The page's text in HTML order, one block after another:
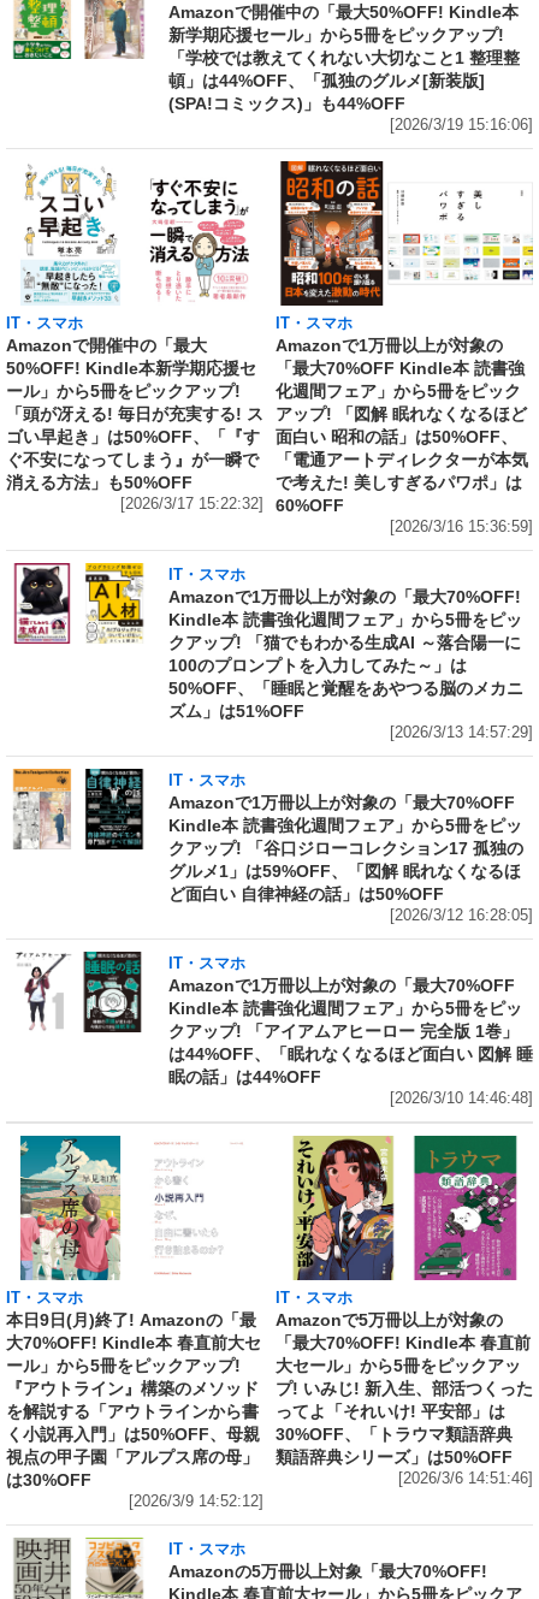
Amazonで開催中の「最大50%OFF! Kindle本
新学期応援セール」から5冊をピックアップ!
「学校では教えてくれない大切なこと1 整理整
頓」は44%OFF、「孤独のグルメ[新装版]
(SPA!コミックス)」も44%OFF
[2026/3/19 15:16:06]
IT・スマホ
Amazonで開催中の「最大
50%OFF! Kindle本新学期応援セ
ール」から5冊をピックアップ!
「頭が冴える! 毎日が充実する! ス
ゴい早起き」は50%OFF、「『す
ぐ不安になってしまう』が一瞬で
消える方法」も50%OFF
[2026/3/17 15:22:32]
IT・スマホ
Amazonで1万冊以上が対象の
「最大70%OFF Kindle本 読書強
化週間フェア」から5冊をピック
アップ! 「図解 眠れなくなるほど
面白い 昭和の話」は50%OFF、
「電通アートディレクターが本気
で考えた! 美しすぎるパワポ」は
60%OFF
[2026/3/16 15:36:59]
IT・スマホ
Amazonで1万冊以上が対象の「最大70%OFF!
Kindle本 読書強化週間フェア」から5冊をピッ
クアップ! 「猫でもわかる生成AI ～落合陽一に
100のプロンプトを入力してみた～」は
50%OFF、「睡眠と覚醒をあやつる脳のメカニ
ズム」は51%OFF
[2026/3/13 14:57:29]
IT・スマホ
Amazonで1万冊以上が対象の「最大70%OFF
Kindle本 読書強化週間フェア」から5冊をピッ
クアップ! 「谷口ジローコレクション17 孤独の
グルメ1」は59%OFF、「図解 眠れなくなるほ
ど面白い 自律神経の話」は50%OFF
[2026/3/12 16:28:05]
IT・スマホ
Amazonで1万冊以上が対象の「最大70%OFF
Kindle本 読書強化週間フェア」から5冊をピッ
クアップ! 「アイアムアヒーロー 完全版 1巻」
は44%OFF、「眠れなくなるほど面白い 図解 睡
眠の話」は44%OFF
[2026/3/10 14:46:48]
IT・スマホ
本日9日(月)終了! Amazonの「最
大70%OFF! Kindle本 春直前大セ
ール」から5冊をピックアップ!
『アウトライン』構築のメソッド
を解説する「アウトラインから書
く小説再入門」は50%OFF、母親
視点の甲子園「アルプス席の母」
は30%OFF
[2026/3/9 14:52:12]
IT・スマホ
Amazonで5万冊以上が対象の
「最大70%OFF! Kindle本 春直前
大セール」から5冊をピックアッ
プ! いみじ! 新入生、部活つくった
ってよ「それいけ! 平安部」は
30%OFF、「トラウマ類語辞典
類語辞典シリーズ」は50%OFF
[2026/3/6 14:51:46]
IT・スマホ
Amazonの5万冊以上対象「最大70%OFF!
Kindle本 春直前大セール」から5冊をピックア